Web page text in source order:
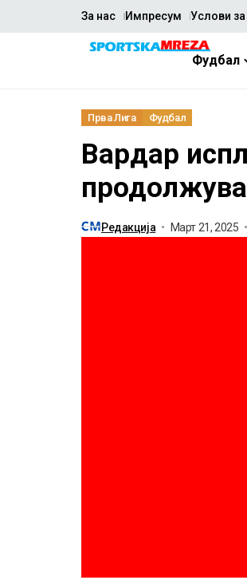
За нас Импресум Услови
Фудбал
Прва Лига Фудбал
Вардар
Редакција Март 21, 2025